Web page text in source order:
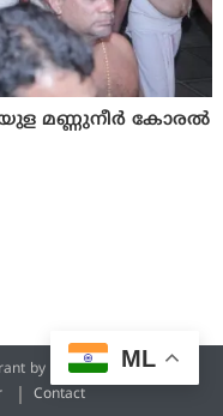
മണ്ണുനീർ കോരൽ
by CodeVibrant.
Contact
ML